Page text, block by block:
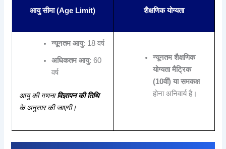
आयु सीमा (Age Limit) शैक्षणिक योग्यता
न्यूनतम आयु: 18 वर्ष
अधिकतम आयु: 60
वर्ष
आयु की गणनाविज्ञापन की तिथि
के अनुसार की जाएगी।
न्यूनतम शैक्षणिक
योग्यता मैट्रिक
(10वीं) या समकक्ष
होना अनिवार्य है।